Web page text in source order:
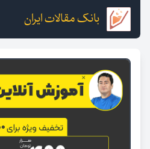
بانک مقالات ایران